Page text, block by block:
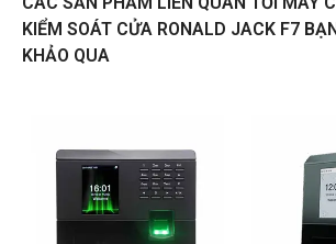
KIỂM SOÁT CỬA RONALD JACK F7
KHẢO QUA
Liên hệ
Anh Chị